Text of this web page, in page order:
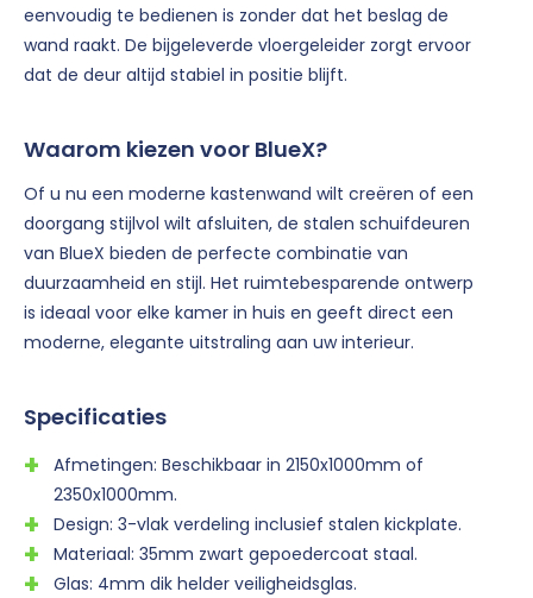
eenvoudig te bedienen is zonder dat het beslag de
wand raakt. De bijgeleverde vloergeleider zorgt ervoor
dat de deur altijd stabiel in positie blijft.
Waarom kiezen voor BlueX?
Of u nu een moderne kastenwand wilt creëren of een
doorgang stijlvol wilt afsluiten, de stalen schuifdeuren
van BlueX bieden de perfecte combinatie van
duurzaamheid en stijl. Het ruimtebesparende ontwerp
is ideaal voor elke kamer in huis en geeft direct een
moderne, elegante uitstraling aan uw interieur.
Specificaties
Afmetingen: Beschikbaar in 2150x1000mm of
2350x1000mm.
Design: 3-vlak verdeling inclusief stalen kickplate.
Materiaal: 35mm zwart gepoedercoat staal.
Glas: 4mm dik helder veiligheidsglas.